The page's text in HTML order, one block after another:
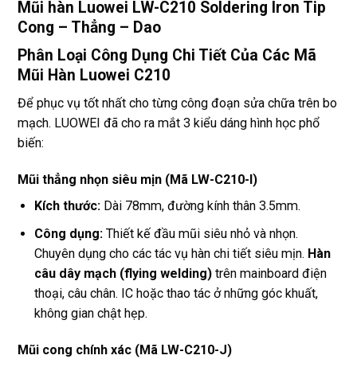
Mũi hàn Luowei LW-C210 Soldering Iron Tip
Cong – Thẳng – Dao
Phân Loại Công Dụng Chi Tiết Của Các Mã
Mũi Hàn Luowei C210
Để phục vụ tốt nhất cho từng công đoạn sửa chữa trên bo
mạch. LUOWEI đã cho ra mắt 3 kiểu dáng hình học phổ
biến:
Mũi thẳng nhọn siêu mịn (Mã LW-C210-I)
Kích thước: Dài 78mm, đường kính thân 3.5mm.
Công dụng: Thiết kế đầu mũi siêu nhỏ và nhọn.
Chuyên dụng cho các tác vụ hàn chi tiết siêu mịn. Hàn
câu dây mạch (flying welding) trên mainboard điện
thoại, câu chân. IC hoặc thao tác ở những góc khuất,
không gian chật hẹp.
Mũi cong chính xác (Mã LW-C210-J)